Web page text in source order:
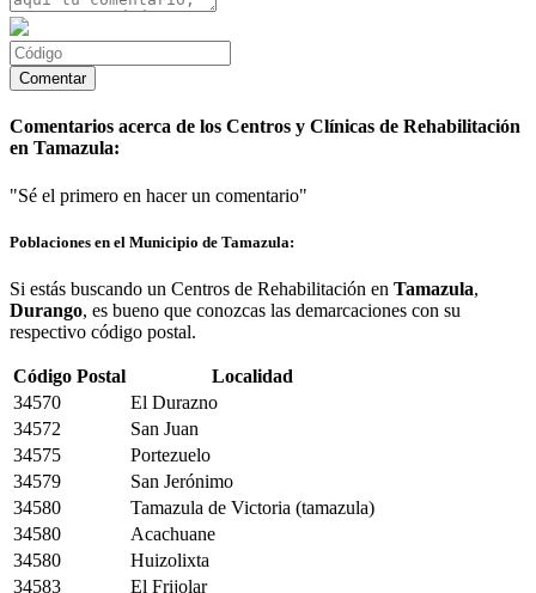
Comentarios acerca de los Centros y Clínicas de Rehabilitación
en Tamazula:
"Sé el primero en hacer un comentario"
Poblaciones en el Municipio de Tamazula:
Si estás buscando un Centros de Rehabilitación en Tamazula,
Durango, es bueno que conozcas las demarcaciones con su
respectivo código postal.
Código Postal
Localidad
34570
El Durazno
34572
San Juan
34575
Portezuelo
34579
San Jerónimo
34580
Tamazula de Victoria (tamazula)
34580
Acachuane
34580
Huizolixta
34583
El Frijolar